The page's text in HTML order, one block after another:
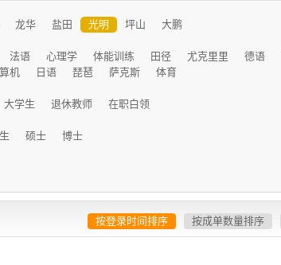
龙华 盐田 光明 坪山 大鹏
法语 心理学 体能训练 田径 尤克里里 德语
机 日语 琵琶 萨克斯 体育
大学生 退休教师 在职白领
硕士 博士
按登录时间排序 按成单数量排序